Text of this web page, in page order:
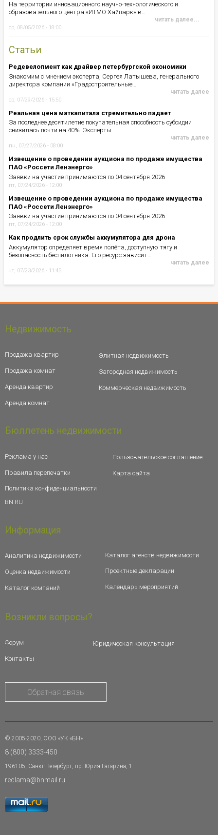
На территории инновационного научно-технологического и
образовательного центра «ИТМО Хайпарк» в…
читать далее...
ср, 08/05/2026 - 18:00
Статьи
Редевелопмент как драйвер петербургской экономики
Знакомим с мнением эксперта, Сергея Латышева, генерального
директора компании «Градостроительные…
читать далее
ср, 07/29/2026 - 15:50
Реальная цена маткапитала стремительно падает
За последнее десятилетие покупательная способность субсидии
снизилась почти на 40%. Эксперты…
читать далее
пн, 07/27/2026 - 08:00
Извещение о проведении аукциона по продаже имущества
ПАО «Россети Ленэнерго»
Заявки на участие принимаются по 04 сентября 2026
пт, 07/24/2026 - 12:00
Извещение о проведении аукциона по продаже имущества
ПАО «Россети Ленэнерго»
Заявки на участие принимаются по 04 сентября 2026
пт, 07/24/2026 - 12:00
Как продлить срок службы аккумулятора для дрона
Аккумулятор определяет время полёта, доступную тягу и
безопасность беспилотника. Его ресурс зависит…
читать далее
чт, 07/23/2026 - 11:45
Недвижимость
Продажа квартир
Продажа комнат
Аренда квартир
Аренда комнат
Элитная недвижимость
Загородная недвижимость
Коммерческая недвижимость
Бюллетень недвижимости
Реклама у нас
Правила перепечатки
Политика конфиденциальности
BN.RU
Пользовательское соглашение
Карта сайта
Информация
Аналитика недвижимости
Оценка недвижимости
Каталог компаний
Каталог агенств недвижимости
Проектные декларации
Календарь мероприятий
Возникли вопросы?
Форум
Контакты
Юридическая консультация
Обратная связь
© 2005-2020, ООО «УК «БН»
8 (800) 3333-450
196105, Санкт-Петербург, пр. Юрия Гагарина, 1
reclama@bnmail.ru